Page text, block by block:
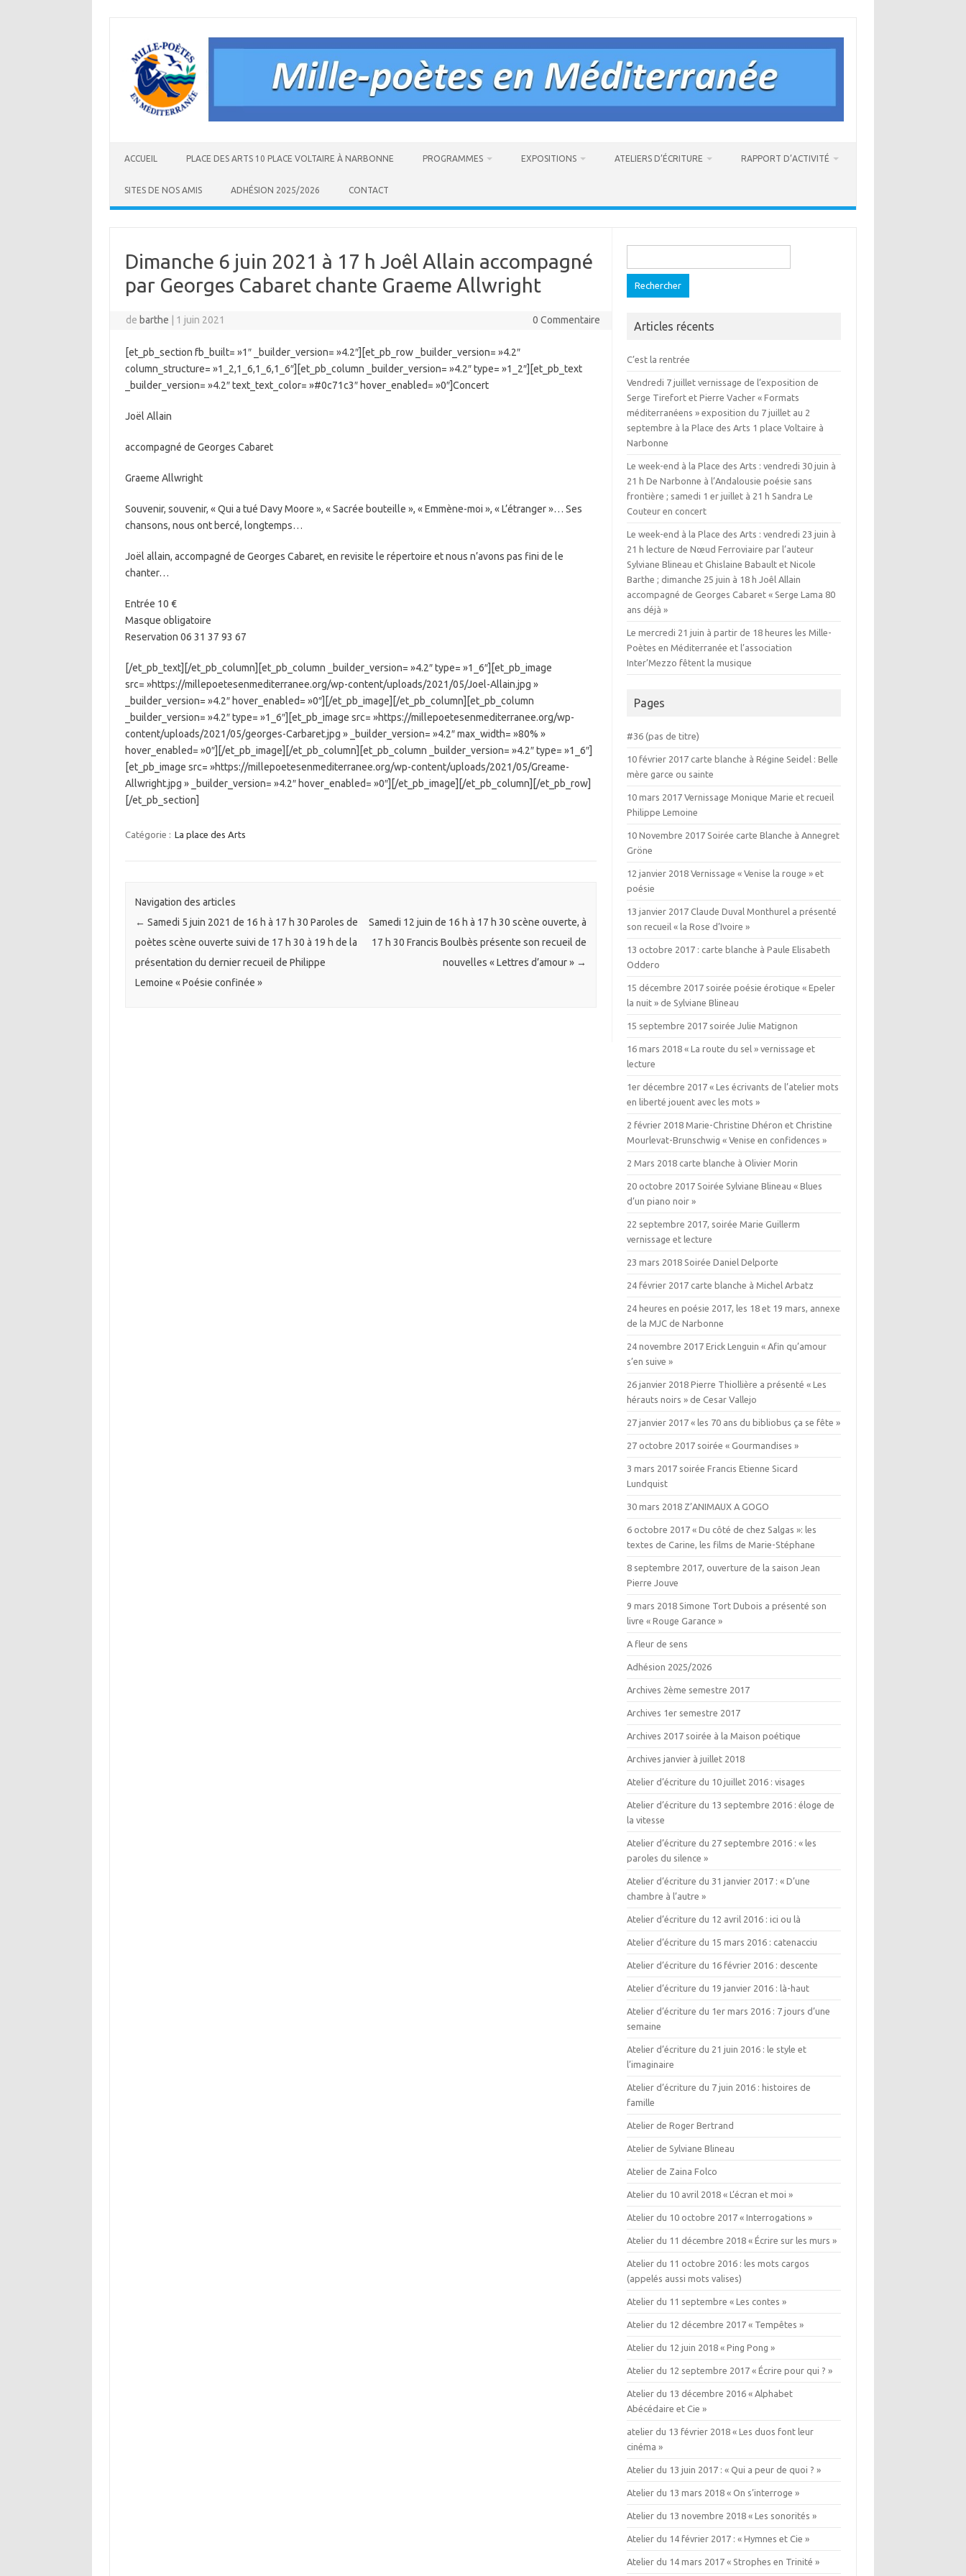
ACCUEIL PLACE DES ARTS 10 PLACE VOLTAIRE À NARBONNE PROGRAMMES EXPOSITIONS ATELIERS D’ÉCRITURE RAPPORT D’ACTIVITÉ
SITES DE NOS AMIS ADHÉSION 2025/2026 CONTACT
Dimanche 6 juin 2021 à 17 h Joêl Allain accompagné
par Georges Cabaret chante Graeme Allwright
de barthe 1 juin 2021 0 Commentaire
[et_pb_section fb_built= »1″ _builder_version= »4.2″][et_pb_row _builder_version= »4.2″
column_structure= »1_2,1_6,1_6,1_6″][et_pb_column _builder_version= »4.2″ type= »1_2″][et_pb_text
_builder_version= »4.2″ text_text_color= »#0c71c3″ hover_enabled= »0″]Concert
Joël Allain
accompagné de Georges Cabaret
Graeme Allwright
Souvenir, souvenir, « Qui a tué Davy Moore », « Sacrée bouteille », « Emmène-moi », « L’étranger »… Ses
chansons, nous ont bercé, longtemps…
Joël allain, accompagné de Georges Cabaret, en revisite le répertoire et nous n’avons pas fini de le
chanter…
Entrée 10 €
Masque obligatoire
Reservation 06 31 37 93 67
[/et_pb_text][/et_pb_column][et_pb_column _builder_version= »4.2″ type= »1_6″][et_pb_image
src= »https://millepoetesenmediterranee.org/wp-content/uploads/2021/05/Joel-Allain.jpg »
_builder_version= »4.2″ hover_enabled= »0″][/et_pb_image][/et_pb_column][et_pb_column
_builder_version= »4.2″ type= »1_6″][et_pb_image src= »https://millepoetesenmediterranee.org/wp-
content/uploads/2021/05/georges-Carbaret.jpg » _builder_version= »4.2″ max_width= »80% »
hover_enabled= »0″][/et_pb_image][/et_pb_column][et_pb_column _builder_version= »4.2″ type= »1_6″]
[et_pb_image src= »https://millepoetesenmediterranee.org/wp-content/uploads/2021/05/Greame-
Allwright.jpg » _builder_version= »4.2″ hover_enabled= »0″][/et_pb_image][/et_pb_column][/et_pb_row]
[/et_pb_section]
Catégorie : La place des Arts
Navigation des articles
← Samedi 5 juin 2021 de 16 h à 17 h 30 Paroles de
poètes scène ouverte suivi de 17 h 30 à 19 h de la
présentation du dernier recueil de Philippe
Lemoine « Poésie confinée »
Samedi 12 juin de 16 h à 17 h 30 scène ouverte, à
17 h 30 Francis Boulbès présente son recueil de
nouvelles « Lettres d’amour » →
Articles récents
C’est la rentrée
Vendredi 7 juillet vernissage de l’exposition de
Serge Tirefort et Pierre Vacher « Formats
méditerranéens » exposition du 7 juillet au 2
septembre à la Place des Arts 1 place Voltaire à
Narbonne
Le week-end à la Place des Arts : vendredi 30 juin à
21 h De Narbonne à l’Andalousie poésie sans
frontière ; samedi 1 er juillet à 21 h Sandra Le
Couteur en concert
Le week-end à la Place des Arts : vendredi 23 juin à
21 h lecture de Nœud Ferroviaire par l’auteur
Sylviane Blineau et Ghislaine Babault et Nicole
Barthe ; dimanche 25 juin à 18 h Joêl Allain
accompagné de Georges Cabaret « Serge Lama 80
ans déjà »
Le mercredi 21 juin à partir de 18 heures les Mille-
Poètes en Méditerranée et l’association
Inter’Mezzo fêtent la musique
Pages
#36 (pas de titre)
10 février 2017 carte blanche à Régine Seidel : Belle
mère garce ou sainte
10 mars 2017 Vernissage Monique Marie et recueil
Philippe Lemoine
10 Novembre 2017 Soirée carte Blanche à Annegret
Gröne
12 janvier 2018 Vernissage « Venise la rouge » et
poésie
13 janvier 2017 Claude Duval Monthurel a présenté
son recueil « la Rose d’Ivoire »
13 octobre 2017 : carte blanche à Paule Elisabeth
Oddero
15 décembre 2017 soirée poésie érotique « Epeler
la nuit » de Sylviane Blineau
15 septembre 2017 soirée Julie Matignon
16 mars 2018 « La route du sel » vernissage et
lecture
1er décembre 2017 « Les écrivants de l’atelier mots
en liberté jouent avec les mots »
2 février 2018 Marie-Christine Dhéron et Christine
Mourlevat-Brunschwig « Venise en confidences »
2 Mars 2018 carte blanche à Olivier Morin
20 octobre 2017 Soirée Sylviane Blineau « Blues
d’un piano noir »
22 septembre 2017, soirée Marie Guillerm
vernissage et lecture
23 mars 2018 Soirée Daniel Delporte
24 février 2017 carte blanche à Michel Arbatz
24 heures en poésie 2017, les 18 et 19 mars, annexe
de la MJC de Narbonne
24 novembre 2017 Erick Lenguin « Afin qu’amour
s’en suive »
26 janvier 2018 Pierre Thiollière a présenté « Les
hérauts noirs » de Cesar Vallejo
27 janvier 2017 « les 70 ans du bibliobus ça se fête »
27 octobre 2017 soirée « Gourmandises »
3 mars 2017 soirée Francis Etienne Sicard
Lundquist
30 mars 2018 Z’ANIMAUX A GOGO
6 octobre 2017 « Du côté de chez Salgas »: les
textes de Carine, les films de Marie-Stéphane
8 septembre 2017, ouverture de la saison Jean
Pierre Jouve
9 mars 2018 Simone Tort Dubois a présenté son
livre « Rouge Garance »
A fleur de sens
Adhésion 2025/2026
Archives 2ème semestre 2017
Archives 1er semestre 2017
Archives 2017 soirée à la Maison poétique
Archives janvier à juillet 2018
Atelier d’écriture du 10 juillet 2016 : visages
Atelier d’écriture du 13 septembre 2016 : éloge de
la vitesse
Atelier d’écriture du 27 septembre 2016 : « les
paroles du silence »
Atelier d’écriture du 31 janvier 2017 : « D’une
chambre à l’autre »
Atelier d’écriture du 12 avril 2016 : ici ou là
Atelier d’écriture du 15 mars 2016 : catenacciu
Atelier d’écriture du 16 février 2016 : descente
Atelier d’écriture du 19 janvier 2016 : là-haut
Atelier d’écriture du 1er mars 2016 : 7 jours d’une
semaine
Atelier d’écriture du 21 juin 2016 : le style et
l’imaginaire
Atelier d’écriture du 7 juin 2016 : histoires de
famille
Atelier de Roger Bertrand
Atelier de Sylviane Blineau
Atelier de Zaina Folco
Atelier du 10 avril 2018 « L’écran et moi »
Atelier du 10 octobre 2017 « Interrogations »
Atelier du 11 décembre 2018 « Écrire sur les murs »
Atelier du 11 octobre 2016 : les mots cargos
(appelés aussi mots valises)
Atelier du 11 septembre « Les contes »
Atelier du 12 décembre 2017 « Tempêtes »
Atelier du 12 juin 2018 « Ping Pong »
Atelier du 12 septembre 2017 « Écrire pour qui ? »
Atelier du 13 décembre 2016 « Alphabet
Abécédaire et Cie »
atelier du 13 février 2018 « Les duos font leur
cinéma »
Atelier du 13 juin 2017 : « Qui a peur de quoi ? »
Atelier du 13 mars 2018 « On s’interroge »
Atelier du 13 novembre 2018 « Les sonorités »
Atelier du 14 février 2017 : « Hymnes et Cie »
Atelier du 14 mars 2017 « Strophes en Trinité »